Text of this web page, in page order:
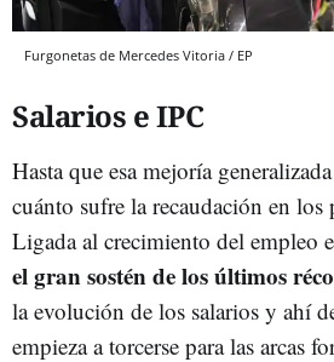
Furgonetas de Mercedes Vitoria / EP
Salarios e IPC
Hasta que esa mejoría
cuánto sufre la recaudación en los
Ligada al crecimiento del empleo
el gran sostén de los últimos
la evolución de los salarios y ahí
empieza a torcerse para las arcas